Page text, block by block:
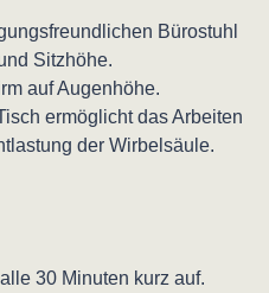
Bürostuhl
Sitzhöhe.
auf Augenhöhe.
ermöglicht das Arbeiten
der Wirbelsäule.
30 Minuten kurz auf.